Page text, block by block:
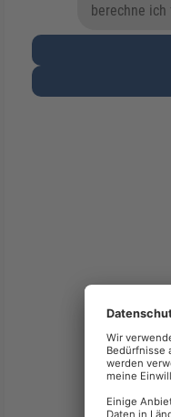
berechne